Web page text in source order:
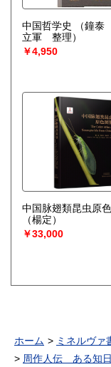
中国哲学史
（鐘
立軍 整理）
￥4,950
中国脉翅類昆虫原
（楊定）
￥33,000
ホーム
ミネルヴァ
周作人伝 ある知